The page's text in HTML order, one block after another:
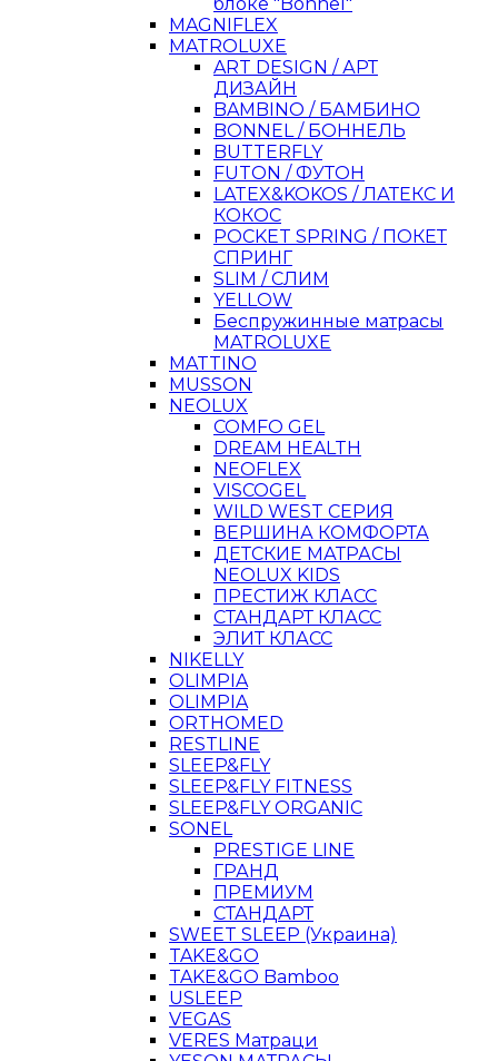
MAGNIFLEX
MATROLUXE
ART DESIGN / АРТ
ДИЗАЙН
BAMBINO / БАМБИНО
BONNEL / БОННЕЛЬ
BUTTERFLY
FUTON / ФУТОН
LATEX&KOKOS / ЛАТЕКС И
КОКОС
POCKET SPRING / ПОКЕТ
СПРИНГ
SLIM / СЛИМ
YELLOW
Беспружинные матрасы
MATROLUXE
MATTINO
MUSSON
NEOLUX
COMFO GEL
DREAM HEALTH
NEOFLEX
VISCOGEL
WILD WEST СЕРИЯ
ВЕРШИНА КОМФОРТА
ДЕТСКИЕ МАТРАСЫ
NEOLUX KIDS
ПРЕСТИЖ КЛАСС
СТАНДАРТ КЛАСС
ЭЛИТ КЛАСС
NIKELLY
OLIMPIA
OLIMPIA
ORTHOMED
RESTLINE
SLEEP&FLY
SLEEP&FLY FITNESS
SLEEP&FLY ORGANIC
SONEL
PRESTIGE LINE
ГРАНД
ПРЕМИУМ
СТАНДАРТ
SWEET SLEEP (Украина)
TAKE&GO
TAKE&GO Bamboo
USLEEP
VEGAS
VERES Матраци